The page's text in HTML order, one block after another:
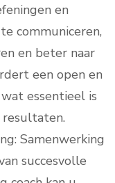
en
communiceren,
en beter naar
een open en
essentieel is
Samenwerking
succesvolle